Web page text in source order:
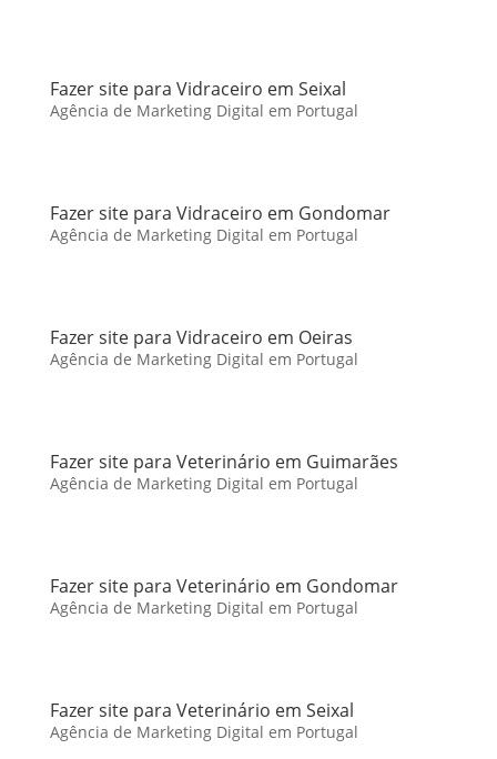
Fazer site para Vidraceiro em Seixal
Agência de Marketing Digital em Portugal
Fazer site para Vidraceiro em Gondomar
Agência de Marketing Digital em Portugal
Fazer site para Vidraceiro em Oeiras
Agência de Marketing Digital em Portugal
Fazer site para Veterinário em Guimarães
Agência de Marketing Digital em Portugal
Fazer site para Veterinário em Gondomar
Agência de Marketing Digital em Portugal
Fazer site para Veterinário em Seixal
Agência de Marketing Digital em Portugal